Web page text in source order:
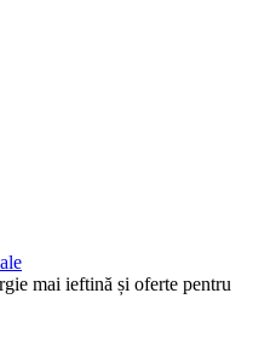
mai ieftină și oferte pentru